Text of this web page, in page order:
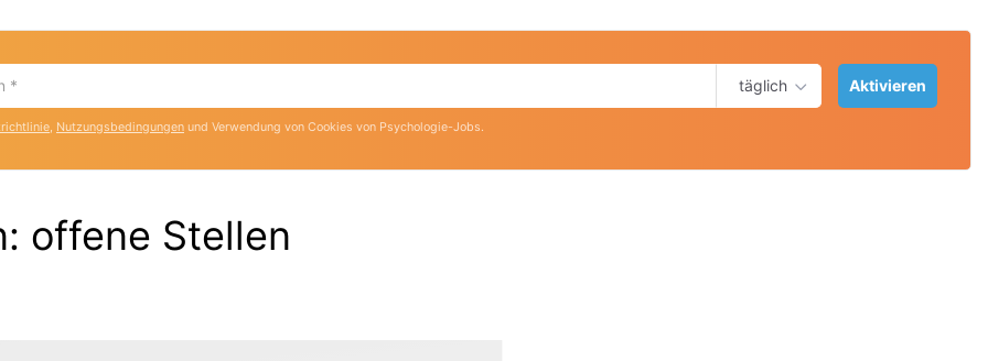
täglich Aktivieren
, Nutzungsbedingungen und Verwendung von Cookies von Psychologie-Jobs.
offene Stellen